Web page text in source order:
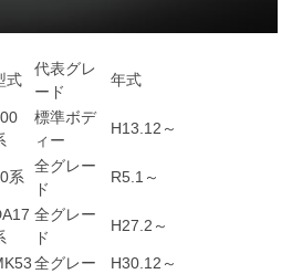
式
代表グレ
ード
年式
標準ボデ
ィー
H13.12～
系
全グレー
ド
R5.1～
全グレー
ド
H27.2～
全グレー
H30.12～